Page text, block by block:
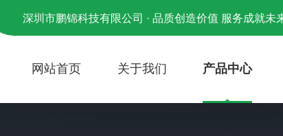
深圳市鹏锦科技有限公司 · 品质创造价值 服务成就未
网站首页 关于我们 产品中心